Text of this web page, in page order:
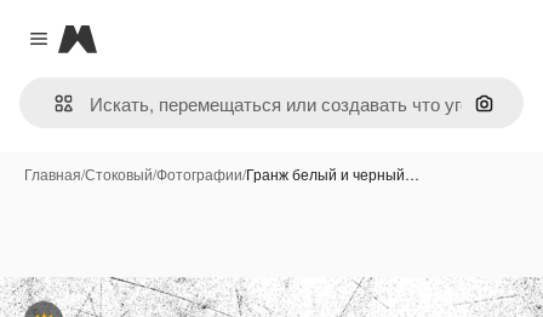
Close menu
Magnific
Поиск
Главная/Стоковый/Фотографии/Гранж белый и черный…